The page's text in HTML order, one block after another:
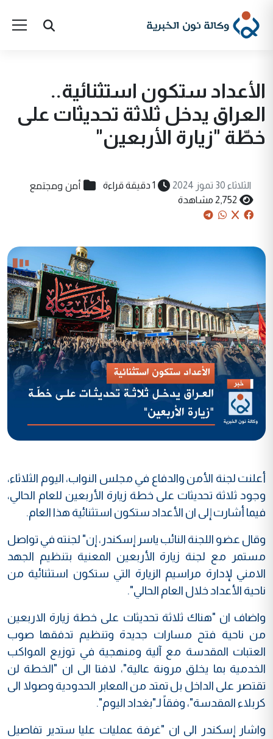
الأعداد ستكون استثنائية..
العراق يدخل ثلاثة تحديثات على
خطّة "زيارة الأربعين"
الثلاثاء 30 تموز 2024 1 دقيقة قراءة أمن ومجتمع
2,752 مشاهدة
أعلنت لجنة الأمن والدفاع في مجلس النواب، اليوم الثلاثاء،
وجود ثلاثة تحديثات على خطة زيارة الأربعين للعام الحالي،
فيما أشارت إلى ان الأعداد ستكون استثنائية هذا العام.
وقال عضو اللجنة النائب ياسر إسكندر، إن" لجنته في تواصل
مستمر مع لجنة زيارة الأربعين المعنية بتنظيم الجهد
الامني لإدارة مراسيم الزيارة التي ستكون استثنائية من
ناحية الأعداد خلال العام الحالي".
واضاف ان "هناك ثلاثة تحديثات على خطة زيارة الاربعين
من ناحية فتح مسارات جديدة وتنظيم تدفقها صوب
العتبات المقدسة مع آلية ومنهجية في توزيع المواكب
الخدمية بما يخلق مرونة عالية"، لافتا الى ان "الخطة لن
تقتصر على الداخل بل تمتد من المعابر الحدودية وصولا الى
كربلاء المقدسة"، وفقاً لـ"بغداد اليوم".
واشار إسكندر الى ان "غرفة عمليات عليا ستدير تفاصيل